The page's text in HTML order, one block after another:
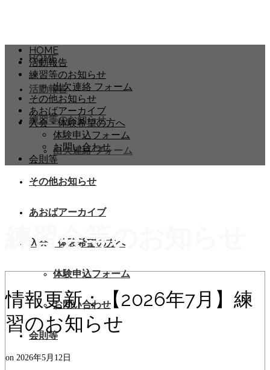
HOME
活動報告
練習等のお知らせ
出欠連絡 フォーム
その他お知らせ
あおばアーカイブ
入会・体験希望の方へ
体験申込フォーム
お問い合わせ
会則等
HOME
活動報告
練習等のお知らせ
出欠連絡 フォーム
その他お知らせ
あおばアーカイブ
入会・体験希望の方へ
体験申込フォーム
お問い合わせ
会則等
練習会等のお知らせ
情報更新：【2026年7月】練
習のお知らせ
on 2026年5月12日